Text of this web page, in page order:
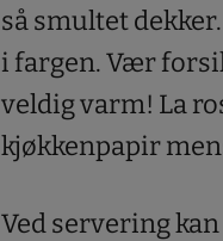
så smultet
i fargen. Vær
veldig varm! La
kjøkkenpapir
Ved servering